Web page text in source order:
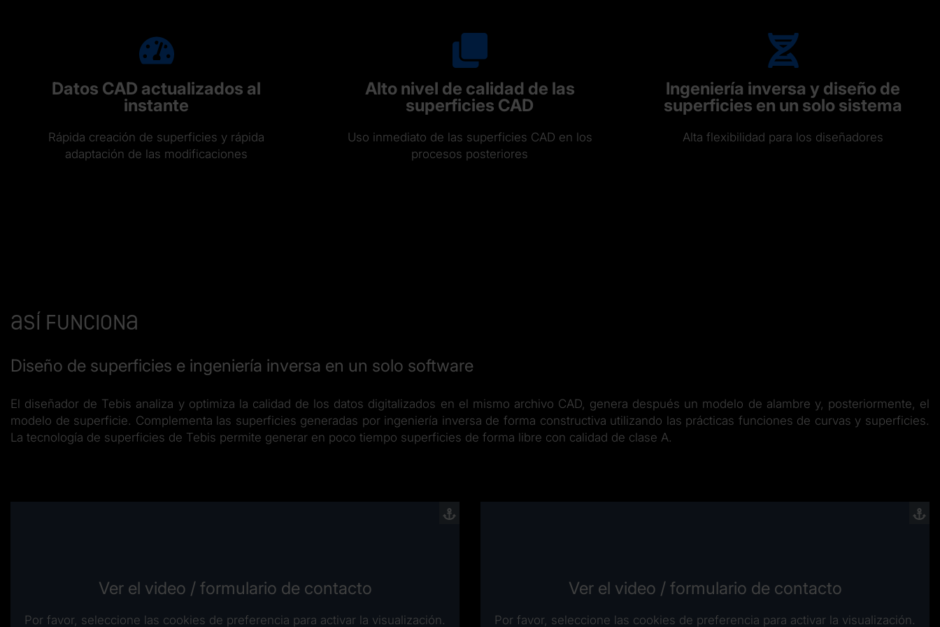
Datos CAD actualizados al
instante
Rápida creación de superficies y rápida
adaptación de las modificaciones
Alto nivel de calidad de las
superficies CAD
Uso inmediato de las superficies CAD en los
procesos posteriores
Ingeniería inversa y diseño de
superficies en un solo sistema
Alta flexibilidad para los diseñadores
Así funciona
Diseño de superficies e ingeniería inversa en un solo software
El diseñador de Tebis analiza y optimiza la calidad de los datos digitalizados en el mismo archivo CAD, genera después un modelo de alambre y, posteriormente, el
modelo de superficie. Complementa las superficies generadas por ingeniería inversa de forma constructiva utilizando las prácticas funciones de curvas y superficies.
La tecnología de superficies de Tebis permite generar en poco tiempo superficies de forma libre con calidad de clase A.
Ver el video / formulario de contacto
Por favor, seleccione las cookies de preferencia para activar la visualización.
Ver el video / formulario de contacto
Por favor, seleccione las cookies de preferencia para activar la visualización.